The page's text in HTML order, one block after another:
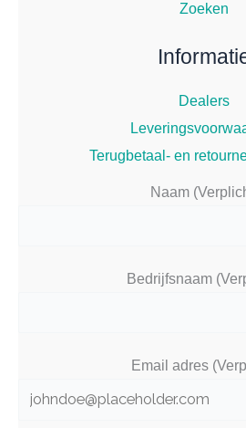
Zoeken
Dealers
Terugbetaal- en
Naam
Bedrijfsnaam
Email adres